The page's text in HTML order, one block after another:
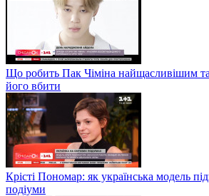
Що робить Пак Чіміна найщасливішим
його вбити
Крісті Пономар: як українська модель
подіуми